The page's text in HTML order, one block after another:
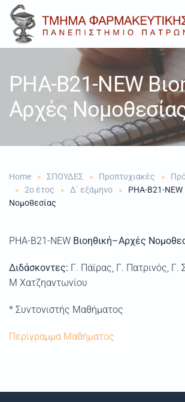
Skip to main content
PHA-B21-NEW
Αρχές
Home ΣΠΟΥΔΕΣ Προπτυχιακές
2ο έτος
Δ΄ εξάμηνο
PHA-B21-
Νομοθεσίας
PHA-B21-NEW Βιοηθική–Αρχές
Διδάσκοντες: Γ. Πάϊρας, Γ. Πατρινός, Γ.
Μ Χατζηαντωνίου
* Συντονιστής Μαθήματος
Περίγραμμα Μαθήματος